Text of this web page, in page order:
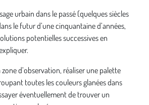
urbain dans le passé (quelques siècles
le futur d’une cinquantaine d’années,
potentielles successives en
zone d’observation, réaliser une palette
toutes les couleurs glanées dans
éventuellement de trouver un